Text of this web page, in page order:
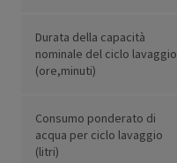
Durata della capacità
nominale del ciclo lavaggio
(ore,minuti)
Consumo ponderato di
acqua per ciclo lavaggio
(litri)